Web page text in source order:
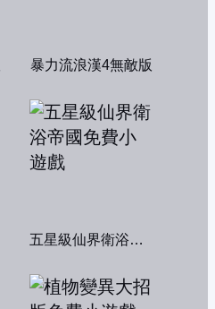
暴力流浪漢4無敵版
五星級仙界衛浴帝國